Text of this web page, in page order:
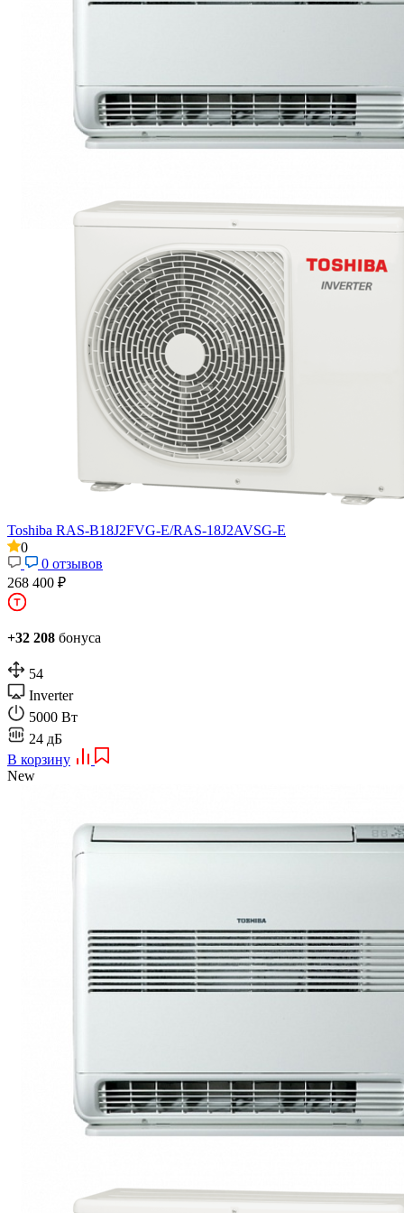
Toshiba RAS-B18J2FVG-E/RAS-18J2AVSG-E
0
0 отзывов
268 400 ₽
+32 208 бонуса
54
Inverter
5000 Вт
24 дБ
В корзину
New